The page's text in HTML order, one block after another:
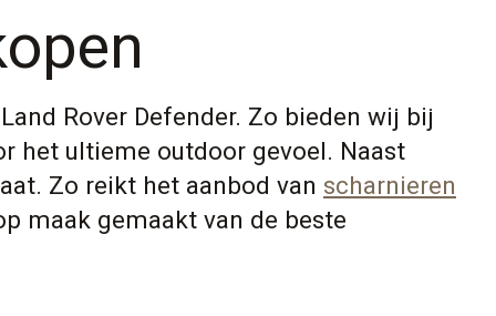
Rover Defender. Zo bieden wij bij
het ultieme outdoor gevoel. Naast
Zo reikt het aanbod van scharnieren
maak gemaakt van de beste